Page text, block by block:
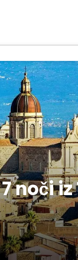
noči